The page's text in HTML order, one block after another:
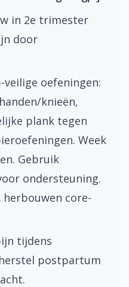
in 2e trimester
door
veilige oefeningen:
knieën,
plank tegen
Week
Gebruik
ondersteuning.
core-
tijdens
postpartum